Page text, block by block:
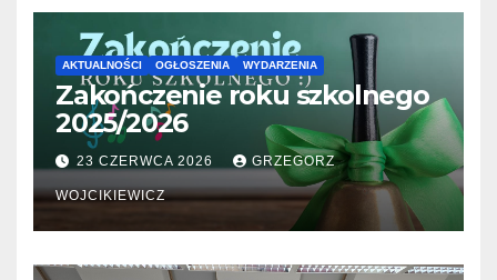
AKTUALNOŚCI OGŁOSZENIA WYDARZENIA
Zakończenie roku szkolnego
2025/2026
23 CZERWCA 2026 GRZEGORZ
WOJCIKIEWICZ